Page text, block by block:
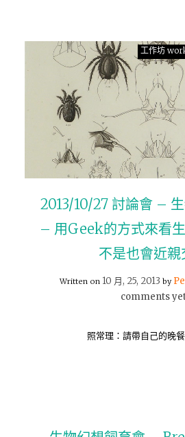
工作坊
2013/10/27 討論會 –
– 用Geek的方式來看
不是也會近親
Written on 10 月, 25, 2013 by
comments
照常理：請帶自己的晚